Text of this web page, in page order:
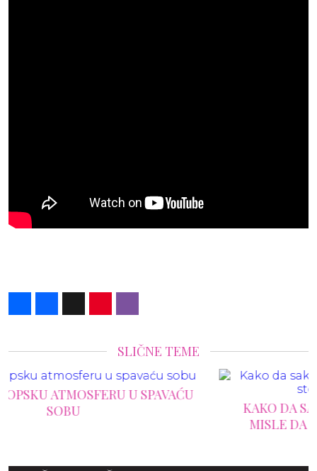
SLIČNE TEME
KAKO DA SAKRIJETE KLIMU, A DA KOMŠIJE
MISLE DA STE ANGAŽOVALI ARHITEKTU